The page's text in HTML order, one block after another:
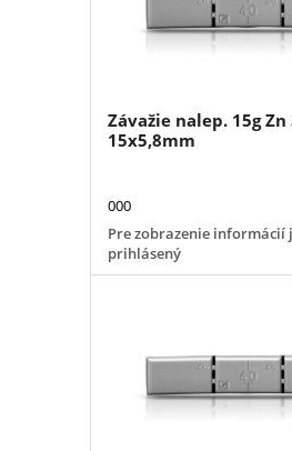
Závažie nalep. 15g Zn
15x5,8mm
000
Pre zobrazenie informácií
prihlásený